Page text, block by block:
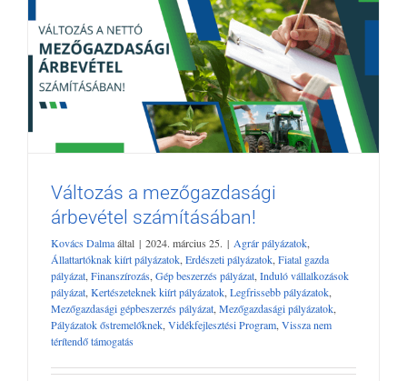
Változás a mezőgazdasági árbevétel
számításában!
Agrár pályázatok Állattartóknak kiírt pályázatok Erdészeti
pályázatok Fiatal gazda pályázat Finanszírozás Gép beszerzés
pályázat Induló vállalkozások pályázat Kertészeteknek kiírt
pályázatok Legfrissebb pályázatok Mezőgazdasági gépbeszerzés
pályázat Mezőgazdasági pályázatok Pályázatok őstremelőknek
Vidékfejlesztési Program Vissza nem térítendő támogatás
Változás a mezőgazdasági
árbevétel számításában!
Kovács Dalmaáltal | 2024. március 25. | Agrár pályázatok
Állattartóknak kiírt pályázatok Erdészeti pályázatok Fiatal gazda
pályázat Finanszírozás Gép beszerzés pályázat Induló vállalkozások
pályázat Kertészeteknek kiírt pályázatok Legfrissebb pályázatok
Mezőgazdasági gépbeszerzés pályázat Mezőgazdasági pályázatok
Pályázatok őstremelőknek Vidékfejlesztési Program Vissza nem
térítendő támogatás